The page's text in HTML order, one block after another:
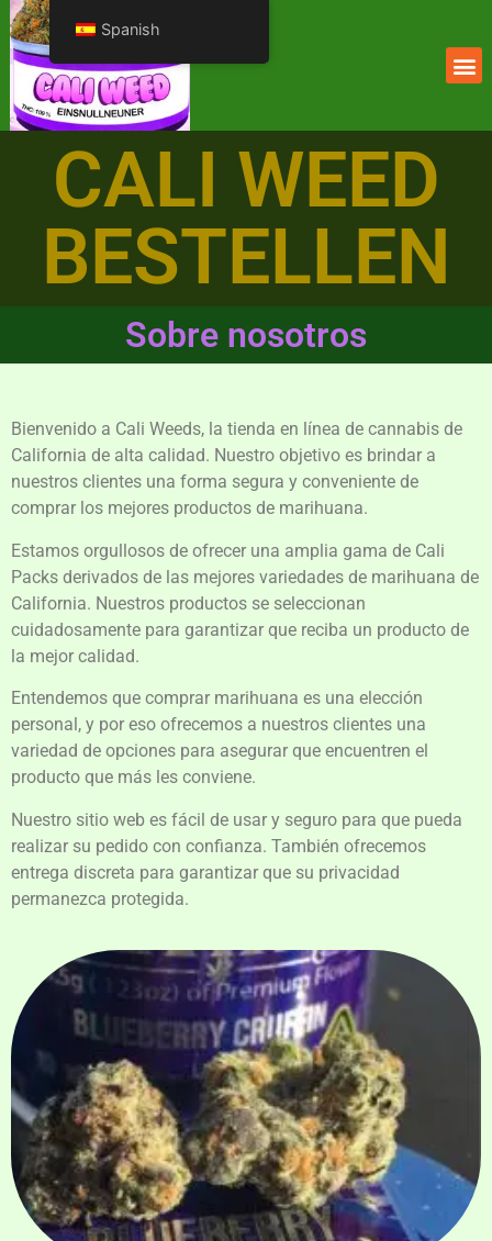
CALI WEED
BESTELLEN
Sobre nosotros
Bienvenido a Cali Weeds, la tienda en línea de cannabis de
California de alta calidad. Nuestro objetivo es brindar a
nuestros clientes una forma segura y conveniente de
comprar los mejores productos de marihuana.
Estamos orgullosos de ofrecer una amplia gama de Cali
Packs derivados de las mejores variedades de marihuana de
California. Nuestros productos se seleccionan
cuidadosamente para garantizar que reciba un producto de
la mejor calidad.
Entendemos que comprar marihuana es una elección
personal, y por eso ofrecemos a nuestros clientes una
variedad de opciones para asegurar que encuentren el
producto que más les conviene.
Nuestro sitio web es fácil de usar y seguro para que pueda
realizar su pedido con confianza. También ofrecemos
entrega discreta para garantizar que su privacidad
permanezca protegida.
Spanish